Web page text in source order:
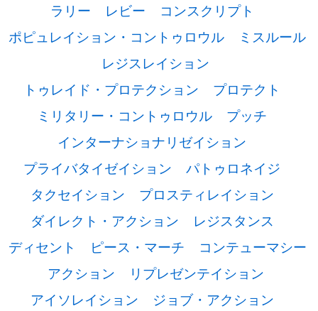
ラリー
レビー
コンスクリプト
ポピュレイション・コントゥロウル
ミスルール
レジスレイション
トゥレイド・プロテクション
プロテクト
ミリタリー・コントゥロウル
プッチ
インターナショナリゼイション
プライバタイゼイション
パトゥロネイジ
タクセイション
プロスティレイション
ダイレクト・アクション
レジスタンス
ディセント
ピース・マーチ
コンテューマシー
アクション
リプレゼンテイション
アイソレイション
ジョブ・アクション